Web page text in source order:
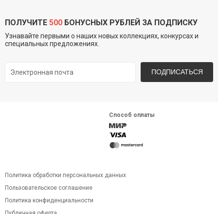
ПОЛУЧИТЕ 500 БОНУСНЫХ РУБЛЕЙ ЗА ПОДПИСКУ
Узнавайте первыми о наших новых коллекциях, конкурсах и
специальных предложениях.
ПОДПИСАТЬСЯ
Способ оплаты
Политика обработки персональных данных
Пользовательское соглашение
Политика конфиденциальности